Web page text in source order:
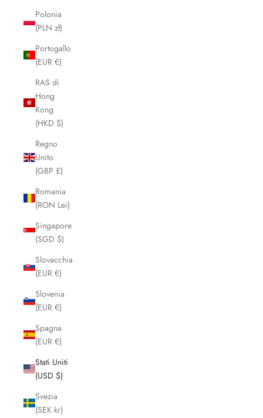
Polonia
(PLN zł)
Portogallo
(EUR €)
RAS di
Hong
Kong
(HKD $)
Regno
Unito
(GBP £)
Romania
(RON Lei)
Singapore
(SGD $)
Slovacchia
(EUR €)
Slovenia
(EUR €)
Spagna
(EUR €)
Stati Uniti
(USD $)
Svezia
(SEK kr)